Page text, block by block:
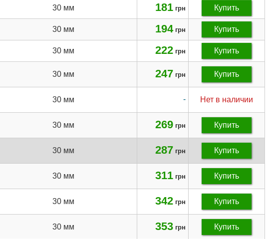
30 мм 181 грн Купить
30 мм 194 грн Купить
30 мм 222 грн Купить
30 мм 247 грн Купить
30 мм - Нет в наличии
30 мм 269 грн Купить
30 мм 287 грн Купить
30 мм 311 грн Купить
30 мм 342 грн Купить
30 мм 353 грн Купить